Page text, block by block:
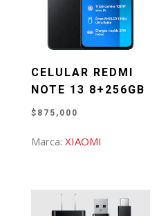
CELULAR REDMI
NOTE 13 8+256GB
$ 875,000
Marca: XIAOMI